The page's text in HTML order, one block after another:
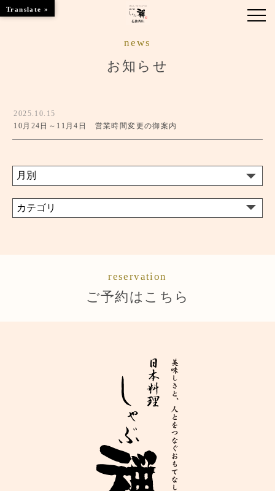
くつろぎのお部屋
news
お知らせ
2025.10.15
10月24日～11月4日 営業時間変更の御案内
reservation
ご予約はこちら
Translate »